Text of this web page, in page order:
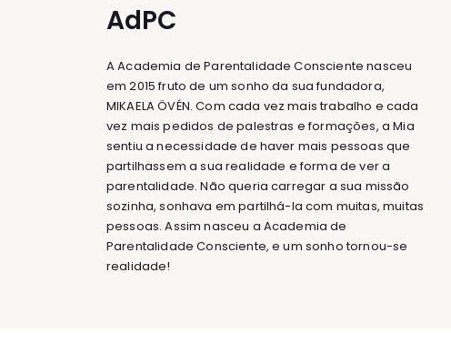
AdPC
A Academia de Parentalidade Consciente nasceu
em 2015 fruto de um sonho da sua fundadora,
MIKAELA ÖVÉN. Com cada vez mais trabalho e cada
vez mais pedidos de palestras e formações, a Mia
sentiu a necessidade de haver mais pessoas que
partilhassem a sua realidade e forma de ver a
parentalidade. Não queria carregar a sua missão
sozinha, sonhava em partilhá-la com muitas, muitas
pessoas. Assim nasceu a Academia de
Parentalidade Consciente, e um sonho tornou-se
realidade!